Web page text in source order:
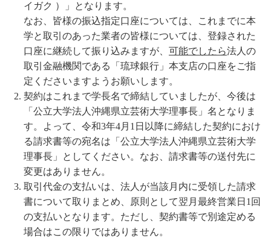
イガク ）」となります。
なお、皆様の振込指定口座については、これまでに本
学と取引のあった業者の皆様については、登録された
口座に継続して振り込みますが、 可能でしたら法人の
取引金融機関である「琉球銀行」本支店の口座をご指
定くださいますようお願いします。
契約はこれまで学長名で締結していましたが、今後は
「公立大学法人沖縄県立芸術大学理事長」名となりま
す。よって、令和3年4月1日以降に締結した契約におけ
る請求書等の宛名は「公立大学法人沖縄県立芸術大学
理事長」としてください。なお、請求書等の送付先に
変更はありません。
取引代金の支払いは、法人が当該月内に受領した請求
書について取りまとめ、原則として翌月最終営業日1回
の支払いとなります。ただし、契約書等で別途定める
場合はこの限りではありません。